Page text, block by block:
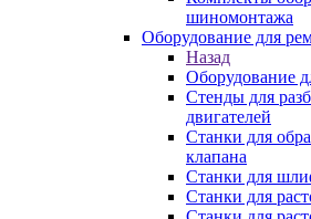
шиномонтажа
Оборудование для
Назад
Оборудование
Стенды для
двигателей
Станки для
клапана
Станки для
Станки для